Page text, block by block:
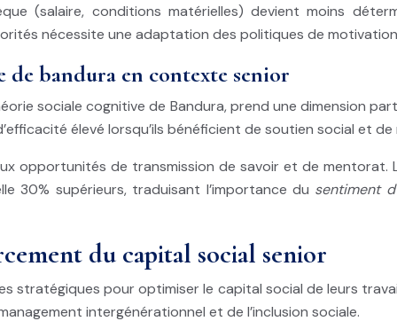
(salaire, conditions matérielles) devient moins
nécessite une adaptation des politiques de
de bandura en contexte senior
sociale cognitive de Bandura, prend une dimension
élevé lorsqu’ils bénéficient de soutien social et
opportunités de transmission de savoir et de mentorat.
30% supérieurs, traduisant l’importance du sentiment
du capital social senior
stratégiques pour optimiser le capital social de leurs
intergénérationnel et de l’inclusion sociale.